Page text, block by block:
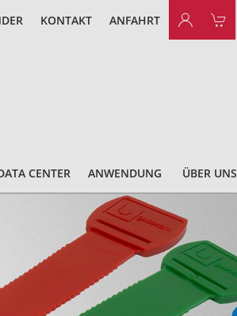
KONTAKT ANFAHRT
CENTER ANWENDUNG ÜBER UNS